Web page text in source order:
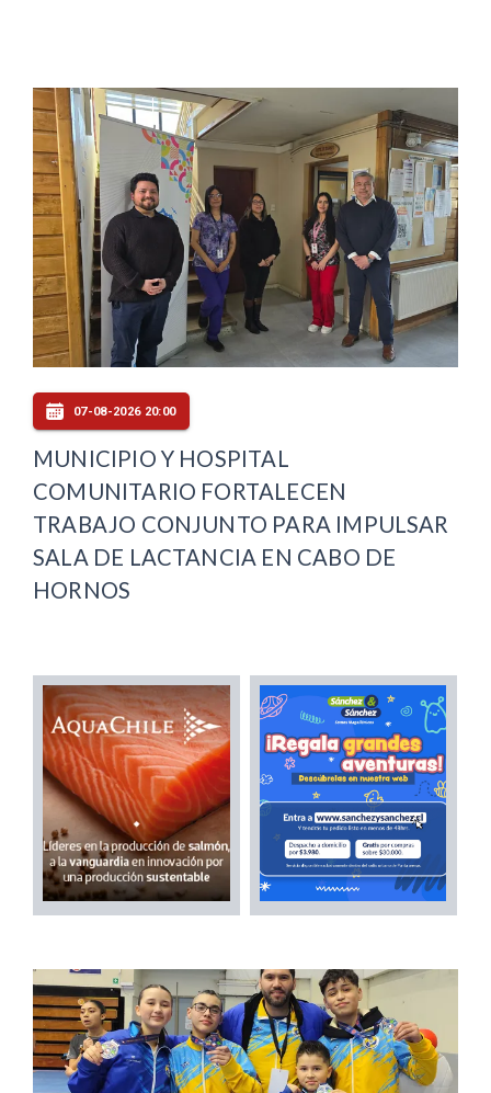
07-08-2026 20:00
MUNICIPIO Y HOSPITAL
COMUNITARIO FORTALECEN
TRABAJO CONJUNTO PARA IMPULSAR
SALA DE LACTANCIA EN CABO DE
HORNOS